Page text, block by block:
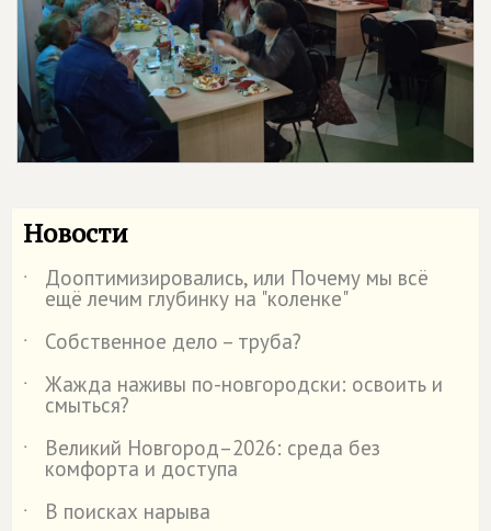
Новости
˙ Дооптимизировались, или Почему мы всё
ещё лечим глубинку на "коленке"
˙
Собственное дело – труба?
˙
Жажда наживы по-новгородски: освоить и
смыться?
˙
Великий Новгород–2026: среда без
комфорта и доступа
˙
В поисках нарыва